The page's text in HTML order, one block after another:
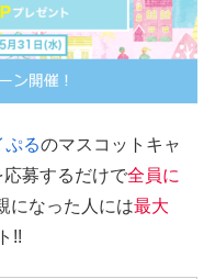
ぷるのマスコットキャ
募するだけで全員に
になった人には最大
!!